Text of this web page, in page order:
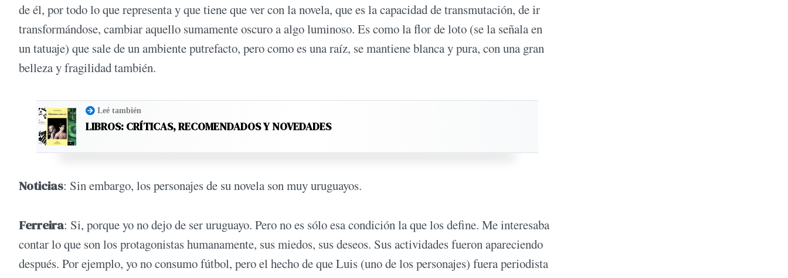
de él, por todo lo que representa y que tiene que ver con la no­vela, que es la capacidad de transmutación, de ir
transformándose, cambiar aquello su­mamente oscuro a algo luminoso. Es como la flor de loto (se la señala en
un tatuaje) que sale de un ambiente putrefacto, pero como es una raíz, se mantiene blanca y pura, con una gran
belleza y fragilidad también.
Leé también
LIBROS: CRÍTICAS, RECOMENDADOS Y NOVEDADES
Noticias: Sin embargo, los personajes de su novela son muy uruguayos.
Ferreira: Si, porque yo no dejo de ser uru­guayo. Pero no es sólo esa con­dición la que los define. Me in­teresaba
contar lo que son los protagonistas humanamente, sus miedos, sus deseos. Sus actividades fueron aparecien­do
después. Por ejemplo, yo no consumo fútbol, pero el hecho de que Luis (uno de los perso­najes) fuera periodista